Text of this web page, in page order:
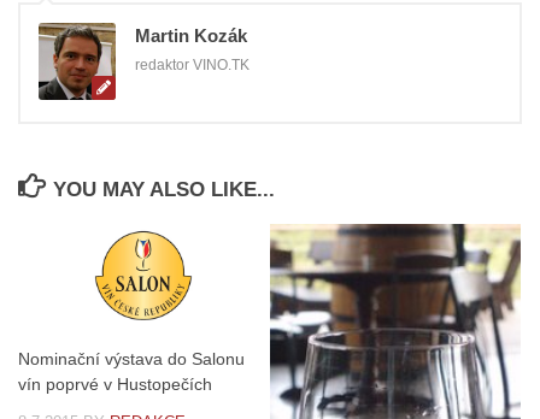
Martin Kozák
redaktor VINO.TK
YOU MAY ALSO LIKE...
Nominační výstava do Salonu
vín poprvé v Hustopečích